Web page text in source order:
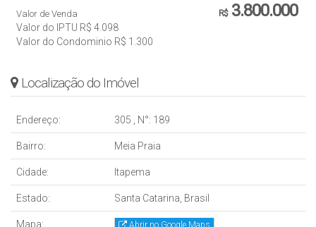
R$3.800.000
Valor de Venda
Valor do IPTU R$ 4.098
Valor do Condominio R$ 1.300
Localização do Imóvel
Endereço: 305 N°: 189
Bairro: Meia Praia
Cidade: Itapema
Estado: Santa Catarina, Brasil
Mapa: